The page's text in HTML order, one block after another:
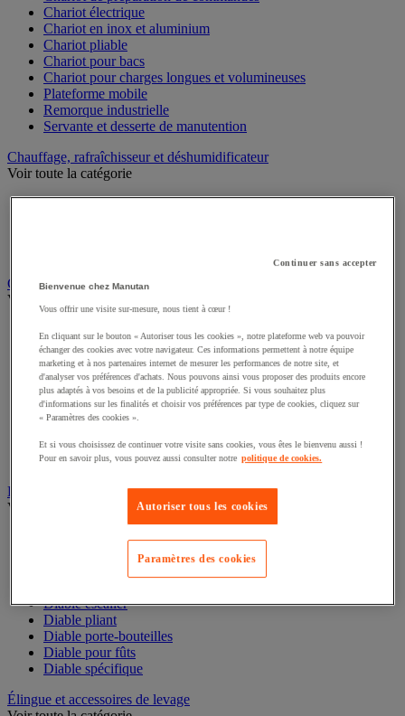
Chariot électrique
Chariot en inox et aluminium
Chariot pliable
Chariot pour bacs
Chariot pour charges longues et volumineuses
Plateforme mobile
Remorque industrielle
Servante et desserte de manutention
Chauffage, rafraîchisseur et déshumidificateur
Voir toute la catégorie
Chauffage au fuel
Convoyeur
Voir toute la catégorie
Accessoires pour convoyeur
Bille de manutention
Convoyeur à rouleaux
Convoyeur extensible et mobile
Convoyeur motorisé à bande
Convoyeur pour palettes
Rouleau de manutention et galet pour convoyeur
Table à billes
Diable
Voir toute la catégorie
Accessoires pour diable
Diable escalier
Diable pliant
Diable porte-bouteilles
Diable pour fûts
Diable spécifique
Élingue et accessoires de levage
Continuer sans accepter
Bienvenue chez Manutan
Vous offrir une visite sur-mesure, nous tient à cœur !
En cliquant sur le bouton « Autoriser tous les cookies », notre plateforme web va pouvoir
échanger des cookies avec votre navigateur. Ces informations permettent à notre équipe
marketing et à nos partenaires internet de mesurer les performances de notre site, et
d'analyser vos préférences d'achats. Nous pouvons ainsi vous proposer des produits encore
plus adaptés à vos besoins et de la publicité appropriée. Si vous souhaitez plus
d'informations sur les finalités et choisir vos préférences par type de cookies, cliquez sur
« Paramètres des cookies ».
Et si vous choisissez de continuer votre visite sans cookies, vous êtes le bienvenu aussi !
Pour en savoir plus, vous pouvez aussi consulter notre politique de cookies.
Autoriser tous les cookies
Paramètres des cookies